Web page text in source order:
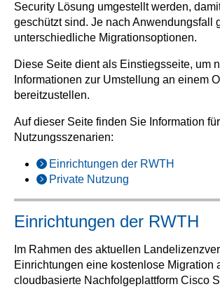
Security Lösung umgestellt werden,
geschützt sind. Je nach Anwendungsfall
unterschiedliche Migrationsoptionen.
Diese Seite dient als Einstiegsseite, um
Informationen zur Umstellung an einem
bereitzustellen.
Auf dieser Seite finden Sie Information
Nutzungsszenarien:
Einrichtungen der RWTH
Private Nutzung
Einrichtungen der RWTH
Im Rahmen des aktuellen
Einrichtungen eine kostenlose Migration
cloudbasierte Nachfolgeplattform Cisco